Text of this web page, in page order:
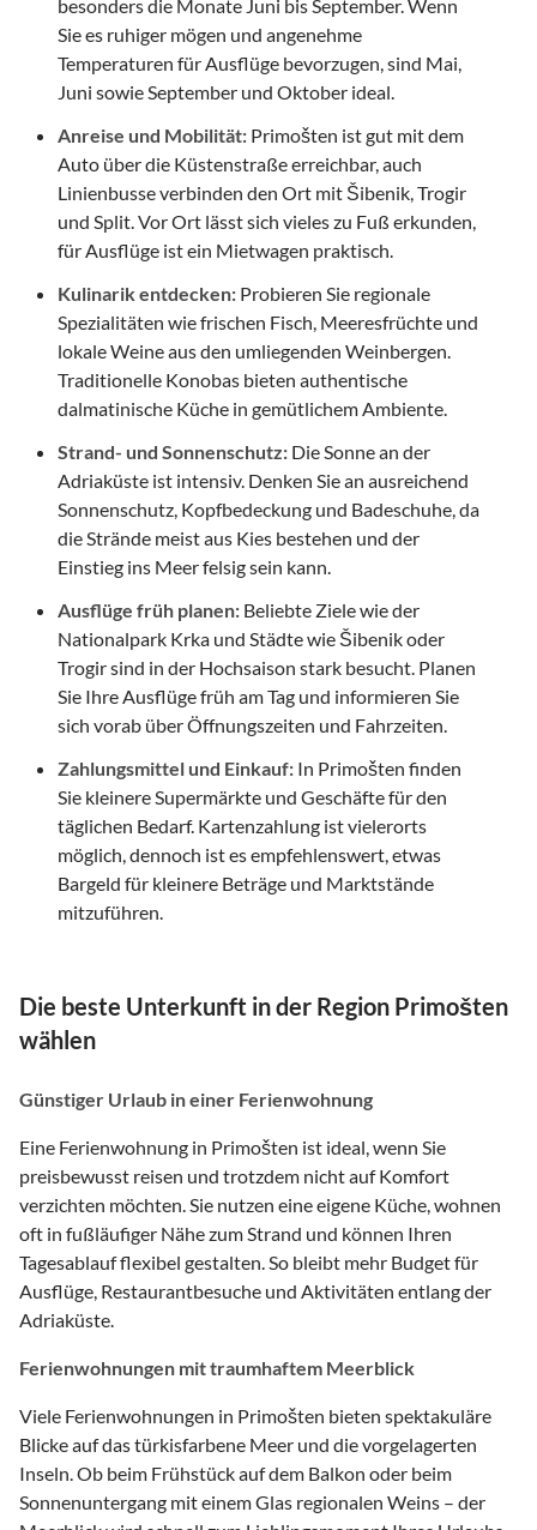
besonders die Monate Juni bis September. Wenn
Sie es ruhiger mögen und angenehme
Temperaturen für Ausflüge bevorzugen, sind Mai,
Juni sowie September und Oktober ideal.
Anreise und Mobilität: Primošten ist gut mit dem
Auto über die Küstenstraße erreichbar, auch
Linienbusse verbinden den Ort mit Šibenik, Trogir
und Split. Vor Ort lässt sich vieles zu Fuß erkunden,
für Ausflüge ist ein Mietwagen praktisch.
Kulinarik entdecken: Probieren Sie regionale
Spezialitäten wie frischen Fisch, Meeresfrüchte und
lokale Weine aus den umliegenden Weinbergen.
Traditionelle Konobas bieten authentische
dalmatinische Küche in gemütlichem Ambiente.
Strand- und Sonnenschutz: Die Sonne an der
Adriaküste ist intensiv. Denken Sie an ausreichend
Sonnenschutz, Kopfbedeckung und Badeschuhe, da
die Strände meist aus Kies bestehen und der
Einstieg ins Meer felsig sein kann.
Ausflüge früh planen: Beliebte Ziele wie der
Nationalpark Krka und Städte wie Šibenik oder
Trogir sind in der Hochsaison stark besucht. Planen
Sie Ihre Ausflüge früh am Tag und informieren Sie
sich vorab über Öffnungszeiten und Fahrzeiten.
Zahlungsmittel und Einkauf: In Primošten finden
Sie kleinere Supermärkte und Geschäfte für den
täglichen Bedarf. Kartenzahlung ist vielerorts
möglich, dennoch ist es empfehlenswert, etwas
Bargeld für kleinere Beträge und Marktstände
mitzuführen.
Die beste Unterkunft in der Region Primošten
wählen
Günstiger Urlaub in einer Ferienwohnung
Eine Ferienwohnung in Primošten ist ideal, wenn Sie
preisbewusst reisen und trotzdem nicht auf Komfort
verzichten möchten. Sie nutzen eine eigene Küche, wohnen
oft in fußläufiger Nähe zum Strand und können Ihren
Tagesablauf flexibel gestalten. So bleibt mehr Budget für
Ausflüge, Restaurantbesuche und Aktivitäten entlang der
Adriaküste.
Ferienwohnungen mit traumhaftem Meerblick
Viele Ferienwohnungen in Primošten bieten spektakuläre
Blicke auf das türkisfarbene Meer und die vorgelagerten
Inseln. Ob beim Frühstück auf dem Balkon oder beim
Sonnenuntergang mit einem Glas regionalen Weins – der